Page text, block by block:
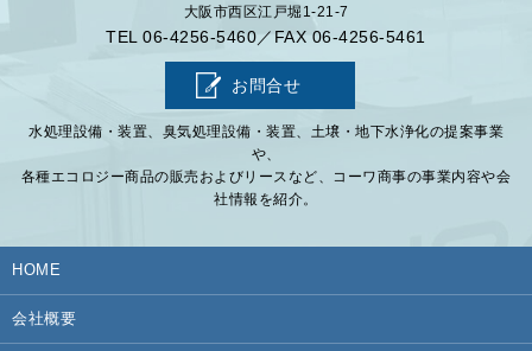
大阪市西区江戸堀1-21-7
TEL06-4256-5460／FAX 06-4256-5461
お問合せ
水処理設備・装置、臭気処理設備・装置、土壌・地下水浄化の提案事業
や、
各種エコロジー商品の販売およびリースなど、コーワ商事の事業内容や会
社情報を紹介。
HOME
会社概要